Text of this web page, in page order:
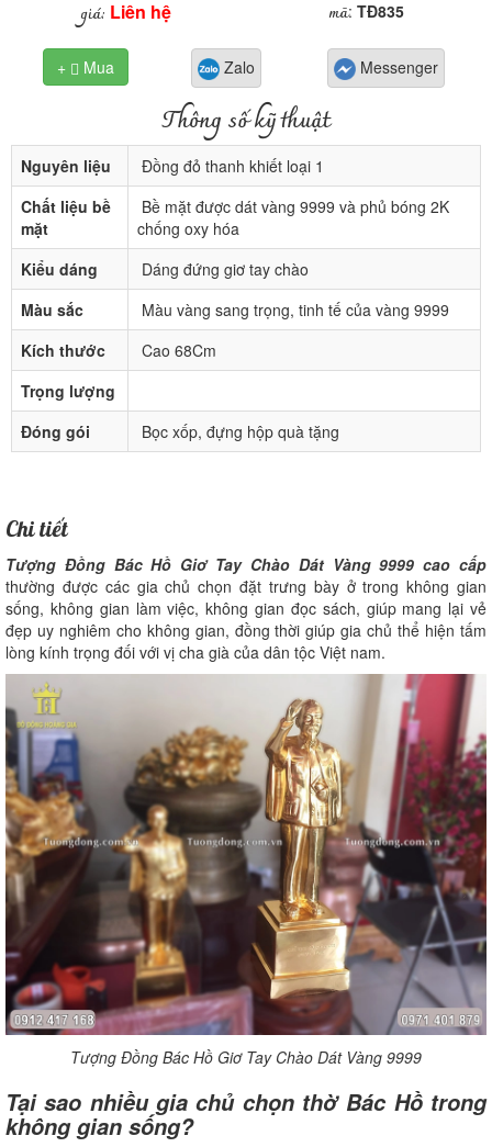
giá: Liên hệ mã: TĐ835
+  Mua Zalo Messenger
Thông số kỹ thuật
Nguyên liệu
Đồng đỏ thanh khiết loại 1
Chất liệu bề
mặt
Bề mặt được dát vàng 9999 và phủ bóng 2K
chống oxy hóa
Kiểu dáng
Dáng đứng giơ tay chào
Màu sắc
Màu vàng sang trọng, tinh tế của vàng 9999
Kích thước
Cao 68Cm
Trọng lượng
Đóng gói
Bọc xốp, đựng hộp quà tặng
Chi tiết
Tượng Đồng Bác Hồ Giơ Tay Chào Dát Vàng 9999 cao cấp
thường được các gia chủ chọn đặt trưng bày ở trong không gian
sống, không gian làm việc, không gian đọc sách, giúp mang lại vẻ
đẹp uy nghiêm cho không gian, đồng thời giúp gia chủ thể hiện tấm
lòng kính trọng đối với vị cha già của dân tộc Việt nam.
Tượng Đồng Bác Hồ Giơ Tay Chào Dát Vàng 9999
Tại sao nhiều gia chủ chọn thờ Bác Hồ trong
không gian sống?